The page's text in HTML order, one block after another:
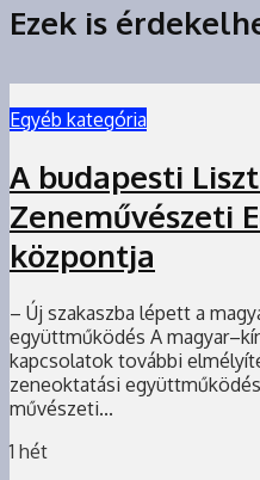
Ezek is
Egyéb kategória
A budapesti
Zeneművészeti
központja
– Új szakaszba lépett a
együttműködés A
kapcsolatok további
zeneoktatási
művészeti...
1 hét